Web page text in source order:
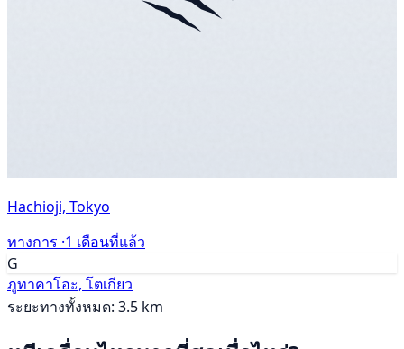
Hachioji, Tokyo
ทางการ ·1 เดือนที่แล้ว
G
ภูทาคาโอะ, โตเกียว
ระยะทางทั้งหมด: 3.5 km